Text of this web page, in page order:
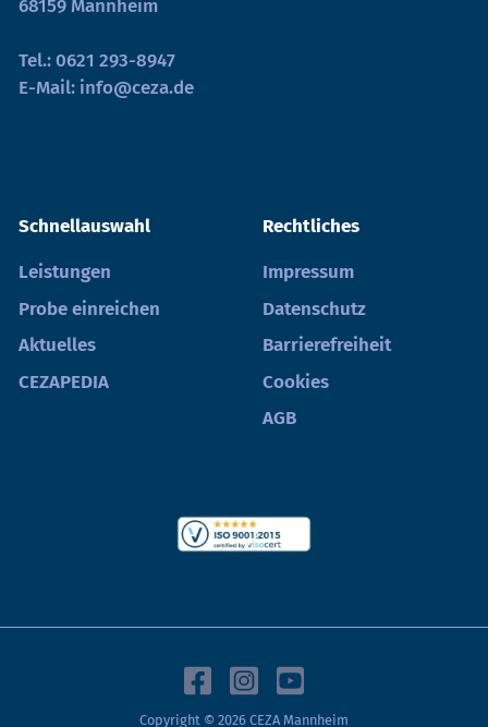
68159 Mannheim
Tel.:0621 293-8947
E-Mail: info@ceza.de
Schnellauswahl
Leistungen
Probe einreichen
Aktuelles
CEZAPEDIA
Rechtliches
Impressum
Datenschutz
Barrierefreiheit
Cookies
AGB
Copyright © 2026 CEZA Mannheim